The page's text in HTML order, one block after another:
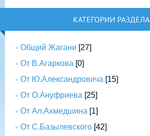
КАТЕГОРИИ РАЗДЕЛА
Общий Жагани [27]
От В.Агаркова [0]
От Ю.Александровича [15]
От О.Ануфриева [25]
От Ал.Ахмедшина [1]
От С.Базылевского [42]